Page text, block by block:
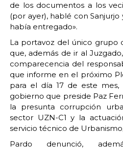
de los documentos a los
(por ayer), hablé con
había entregado».
La portavoz del único grupo
que, además de ir al
comparecencia del
que informe en el próximo
para el día 17 de este mes,
gobierno que preside Paz
la presunta corrupción
sector UZN-C1 y la
servicio técnico de
Pardo denunció,